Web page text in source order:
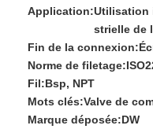
Application:Utilisation
strielle de
Fin de la connexion:
Norme de filetage:
Fil:Bsp, NPT
Mots clés:Valve de
Marque déposée:DW